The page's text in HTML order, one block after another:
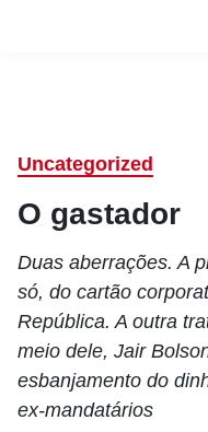
Uncategorized
O gastador
Duas aberrações. A
só, do cartão
República. A outra
meio dele, Jair
esbanjamento do
ex-mandatários